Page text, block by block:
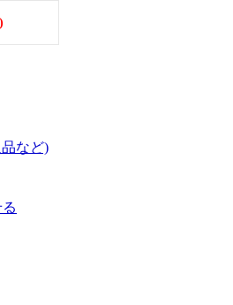
など)